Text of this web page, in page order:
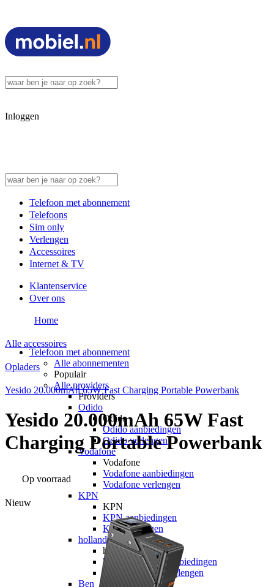
Inloggen
Telefoon met abonnement
Telefoons
Sim only
Verlengen
Accessoires
Internet & TV
Klantenservice
Over ons
Telefoon met abonnement
Alle abonnementen
Populair
Alle providers
Providers
Odido
Odido
Odido aanbiedingen
Odido verlengen
Vodafone
Vodafone
Vodafone aanbiedingen
Vodafone verlengen
KPN
KPN
KPN aanbiedingen
KPN verlengen
hollandsnieuwe
hollandsnieuwe
hollandsnieuwe aanbiedingen
hollandsnieuwe verlengen
Ben
Home
Alle accessoires
Opladers
Yesido 20.000mAh 65W Fast Charging Portable Powerbank
Yesido 20.000mAh 65W Fast
Charging Portable Powerbank
Op voorraad
Nieuw